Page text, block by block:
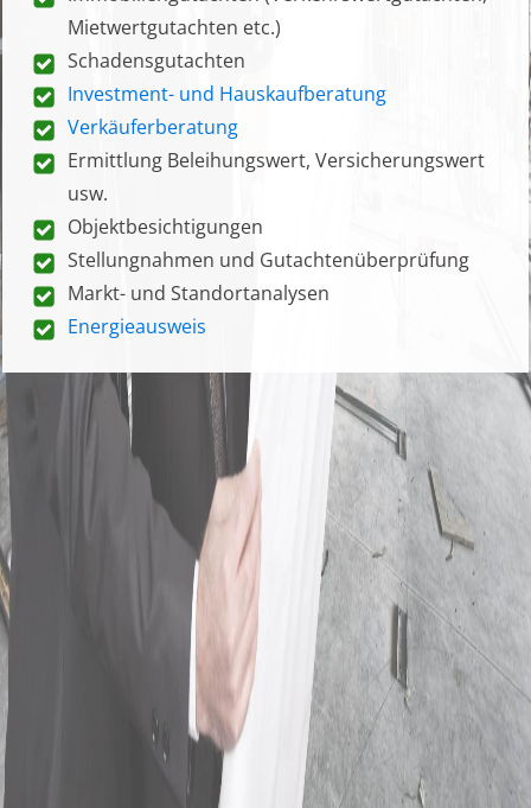
Mietwertgutachten etc.)
Schadensgutachten
Investment- und Hauskaufberatung
Verkäuferberatung
Ermittlung Beleihungswert, Versicherungswert
usw.
Objektbesichtigungen
Stellungnahmen und Gutachtenüberprüfung
Markt- und Standortanalysen
Energieausweis